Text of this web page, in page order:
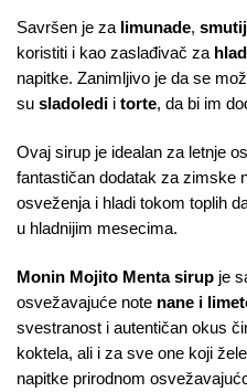
Savršen je za limunade,
koristiti i kao zaslađivač za
napitke. Zanimljivo je da se
su sladoledi i torte, da bi im
Ovaj sirup je idealan za letnje
fantastičan dodatak za zimske
osveženja i hladi tokom toplih
u hladnijim mesecima.
Monin Mojito Menta sirup je
osvežavajuće note nane i
svestranost i autentičan okus
koktela, ali i za sve one koji
napitke prirodnom